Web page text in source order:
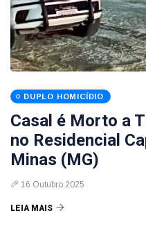
DUPLO HOMICÍDIO
Casal é Morto a
no Residencial
Minas (MG)
16 Outubro 2025
LEIA MAIS